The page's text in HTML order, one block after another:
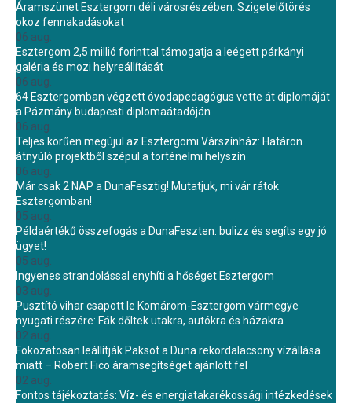
Áramszünet Esztergom déli városrészében: Szigetelőtörés
okoz fennakadásokat
06 aug.
Esztergom 2,5 millió forinttal támogatja a leégett párkányi
galéria és mozi helyreállítását
06 aug.
64 Esztergomban végzett óvodapedagógus vette át diplomáját
a Pázmány budapesti diplomaátadóján
06 aug.
Teljes körűen megújul az Esztergomi Várszínház: Határon
átnyúló projektből szépül a történelmi helyszín
06 aug.
Már csak 2 NAP a DunaFesztig! Mutatjuk, mi vár rátok
Esztergomban!
05 aug.
Példaértékű összefogás a DunaFeszten: bulizz és segíts egy jó
ügyet!
05 aug.
Ingyenes strandolással enyhíti a hőséget Esztergom
03 aug.
Pusztító vihar csapott le Komárom-Esztergom vármegye
nyugati részére: Fák dőltek utakra, autókra és házakra
02 aug.
Fokozatosan leállítják Paksot a Duna rekordalacsony vízállása
miatt – Robert Fico áramsegítséget ajánlott fel
02 aug.
Fontos tájékoztatás: Víz- és energiatakarékossági intézkedések